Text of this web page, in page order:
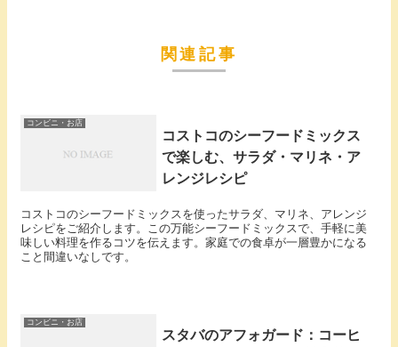
関連記事
コンビニ・お店
コストコのシーフードミックス
で楽しむ、サラダ・マリネ・ア
レンジレシピ
コストコのシーフードミックスを使ったサラダ、マリネ、アレンジ
レシピをご紹介します。この万能シーフードミックスで、手軽に美
味しい料理を作るコツを伝えます。家庭での食卓が一層豊かになる
こと間違いなしです。
コンビニ・お店
スタバのアフォガード：コーヒ